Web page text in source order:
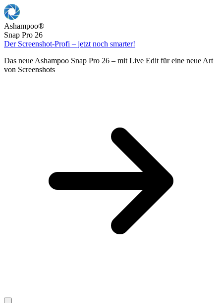
Ashampoo®
Snap Pro 26
Der Screenshot-Profi – jetzt noch smarter!
Das neue Ashampoo Snap Pro 26 – mit Live Edit für eine neue Art
von Screenshots